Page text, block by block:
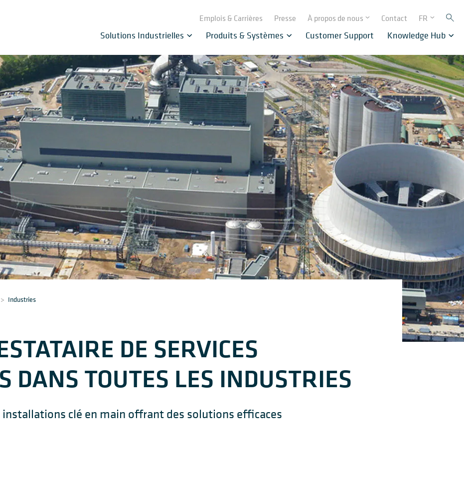
Emplois & Carrières Presse À propos de nous Contact FR
Solutions Industrielles Produits & Systèmes Customer Support Knowledge Hub
> Industries
DE SERVICES
DANS TOUTES LES INDUSTRIES
installations clé en main offrant des solutions efficaces